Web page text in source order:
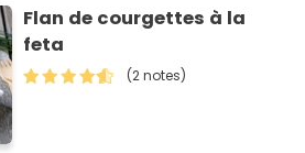
Flan de courgettes à la
feta
(2 notes)